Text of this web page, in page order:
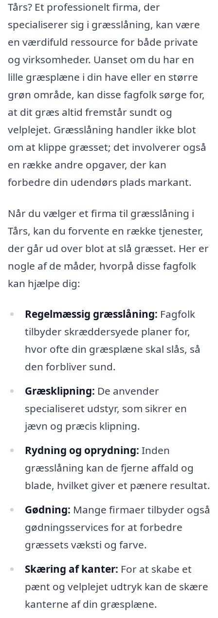
Tårs? Et professionelt firma, der
specialiserer sig i græsslåning, kan være
en værdifuld ressource for både private
og virksomheder. Uanset om du har en
lille græsplæne i din have eller en større
grøn område, kan disse fagfolk sørge for,
at dit græs altid fremstår sundt og
velplejet. Græsslåning handler ikke blot
om at klippe græsset; det involverer også
en række andre opgaver, der kan
forbedre din udendørs plads markant.
Når du vælger et firma til græsslåning i
Tårs, kan du forvente en række tjenester,
der går ud over blot at slå græsset. Her er
nogle af de måder, hvorpå disse fagfolk
kan hjælpe dig:
Regelmæssig græsslåning: Fagfolk
tilbyder skræddersyede planer for,
hvor ofte din græsplæne skal slås, så
den forbliver sund.
Græsklipning: De anvender
specialiseret udstyr, som sikrer en
jævn og præcis klipning.
Rydning og oprydning: Inden
græsslåning kan de fjerne affald og
blade, hvilket giver et pænere resultat.
Gødning: Mange firmaer tilbyder også
gødningsservices for at forbedre
græssets væksti og farve.
Skæring af kanter: For at skabe et
pænt og velplejet udtryk kan de skære
kanterne af din græsplæne.